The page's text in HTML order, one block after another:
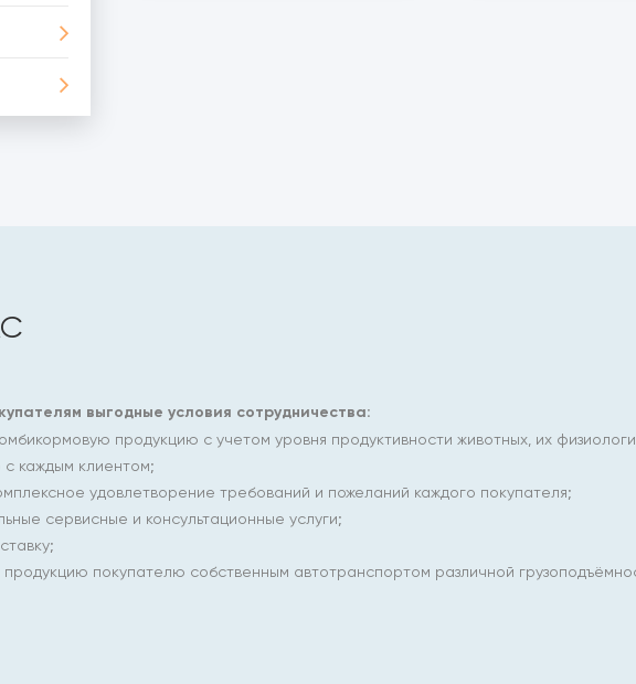
выгодные условия сотрудничества:
продукцию с учетом уровня продуктивности животных, их
каждым клиентом;
удовлетворение требований и пожеланий каждого покупателя;
сервисные и консультационные услуги;
покупателю собственным автотранспортом различной